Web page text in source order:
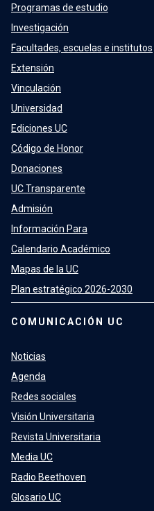
Programas de estudio
Investigación
Facultades, escuelas e institutos
Extensión
Vinculación
Universidad
Ediciones UC
Código de Honor
Donaciones
UC Transparente
Admisión
Información Para
Calendario Académico
Mapas de la UC
Plan estratégico 2026-2030
COMUNICACIÓN UC
Noticias
Agenda
Redes sociales
Visión Universitaria
Revista Universitaria
Media UC
Radio Beethoven
Glosario UC